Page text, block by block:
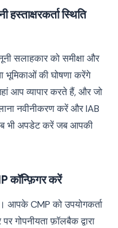
स्थिति
सलाहकार को समीक्षा और
भूमिकाओं की घोषणा करेंगे
आप व्यापार करते हैं, और जो
नवीनीकरण करें और IAB
भी अपडेट करें जब आपकी
कॉन्फ़िगर करें
आपके CMP को उपयोगकर्ता
गोपनीयता फ़ॉलबैक द्वारा